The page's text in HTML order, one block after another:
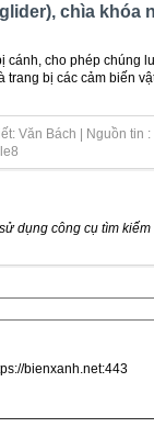
chìa khóa
cánh, cho phép chúng
trang bị các cảm biến
Văn Bách | Nguồn tin
dụng công cụ tìm
bienxanh.net:443